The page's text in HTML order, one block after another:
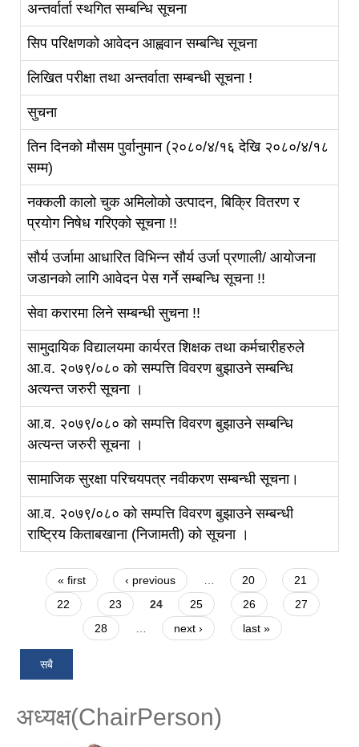
अन्तर्वार्ता स्थगित सम्बन्धि सूचना
सिप परिक्षणको आवेदन आह्ववान सम्बन्धि सूचना
लिखित परीक्षा तथा अन्तर्वाता सम्बन्धी सूचना !
सुचना
तिन दिनको मौसम पुर्वानुमान (२०८०/४/१६ देखि २०८०/४/१८
सम्म)
नक्कली कालो चुक अमिलोको उत्पादन, बिक्रि वितरण र
प्रयोग निषेध गरिएको सूचना !!
सौर्य उर्जामा आधारित विभिन्न सौर्य उर्जा प्रणाली/ आयोजना
जडानको लागि आवेदन पेस गर्ने सम्बन्धि सूचना !!
सेवा करारमा लिने सम्बन्धी सुचना !!
सामुदायिक विद्यालयमा कार्यरत शिक्षक तथा कर्मचारीहरुले
आ.व. २०७९/०८० को सम्पत्ति विवरण बुझाउने सम्बन्धि
अत्यन्त जरुरी सूचना ।
आ.व. २०७९/०८० को सम्पत्ति विवरण बुझाउने सम्बन्धि
अत्यन्त जरुरी सूचना ।
सामाजिक सुरक्षा परिचयपत्र नवीकरण सम्बन्धी सूचना।
आ.व. २०७९/०८० को सम्पत्ति विवरण बुझाउने सम्बन्धी
राष्ट्रिय किताबखाना (निजामती) को सूचना ।
Pages
« first ‹ previous … 20
21
22
23 24 25 26
27
28
… next › last »
सबै
अध्यक्ष(ChairPerson)